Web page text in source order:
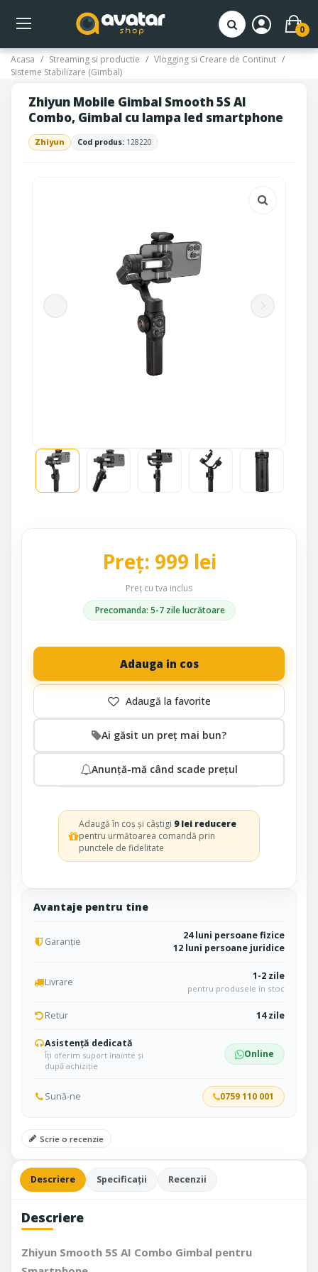
0
Acasa Streaming si productie
Vlogging si Creare de Continut
Sisteme Stabilizare (Gimbal)
Zhiyun Mobile Gimbal Smooth 5S AI
Combo, Gimbal cu lampa led smartphone
Zhiyun Cod produs: 128220
Avantaje pentru tine
Garanție
24 luni persoane fizice
12 luni persoane juridice
Livrare 1-2 zile
pentru produsele în stoc
Retur 14 zile
Asistență dedicată
Îți oferim suport înainte și
după achiziție
Online
Sună-ne 0759 110 001
Scrie o recenzie
Preț: 999 lei
Preț cu tva inclus
Precomanda: 5-7 zile lucrătoare
Adauga in cos
Ai găsit un preț mai bun?
Anunță-mă când scade prețul
Adaugă în coș și câștigi 9 lei reducere
pentru următoarea comandă prin
punctele de fidelitate
Descriere Specificații Recenzii
Descriere
Zhiyun Smooth 5S AI Combo Gimbal pentru